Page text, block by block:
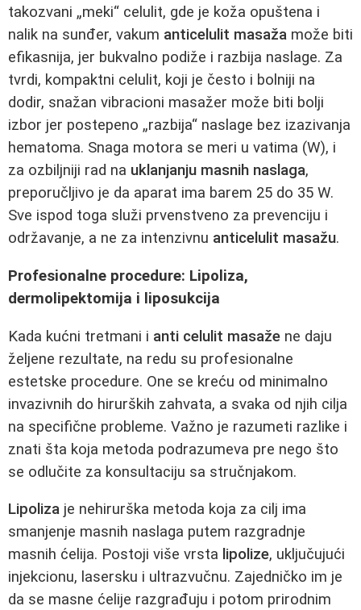
takozvani „meki“ celulit, gde je koža opuštena i
nalik na sunđer, vakum anticelulit masaža može biti
efikasnija, jer bukvalno podiže i razbija naslage. Za
tvrdi, kompaktni celulit, koji je često i bolniji na
dodir, snažan vibracioni masažer može biti bolji
izbor jer postepeno „razbija“ naslage bez izazivanja
hematoma. Snaga motora se meri u vatima (W), i
za ozbiljniji rad na uklanjanju masnih naslaga,
preporučljivo je da aparat ima barem 25 do 35 W.
Sve ispod toga služi prvenstveno za prevenciju i
održavanje, a ne za intenzivnu anticelulit masažu.
Profesionalne procedure: Lipoliza,
dermolipektomija i liposukcija
Kada kućni tretmani i anti celulit masaže ne daju
željene rezultate, na redu su profesionalne
estetske procedure. One se kreću od minimalno
invazivnih do hirurških zahvata, a svaka od njih cilja
na specifične probleme. Važno je razumeti razlike i
znati šta koja metoda podrazumeva pre nego što
se odlučite za konsultaciju sa stručnjakom.
Lipoliza je nehirurška metoda koja za cilj ima
smanjenje masnih naslaga putem razgradnje
masnih ćelija. Postoji više vrsta lipolize, uključujući
injekcionu, lasersku i ultrazvučnu. Zajedničko im je
da se masne ćelije razgrađuju i potom prirodnim